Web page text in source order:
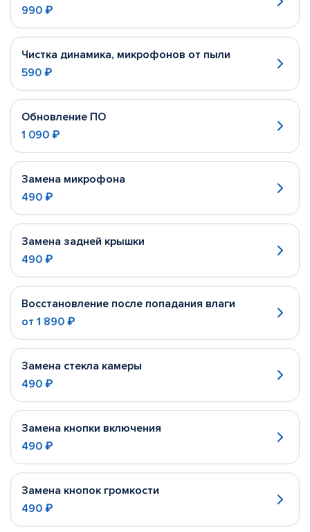
990 ₽
Чистка динамика, микрофонов от пыли
590 ₽
Обновление ПО
1 090 ₽
Замена микрофона
490 ₽
Замена задней крышки
490 ₽
Восстановление после попадания влаги
от 1 890 ₽
Замена стекла камеры
490 ₽
Замена кнопки включения
490 ₽
Замена кнопок громкости
490 ₽